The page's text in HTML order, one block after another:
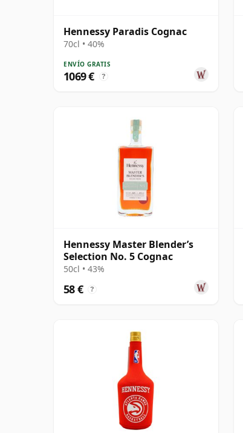
Hennessy Paradis Cognac
70cl • 40%
ENVÍO GRATIS
1069 € ?
Hennessy Master Blender’s
Selection No. 5 Cognac
50cl • 43%
58 € ?